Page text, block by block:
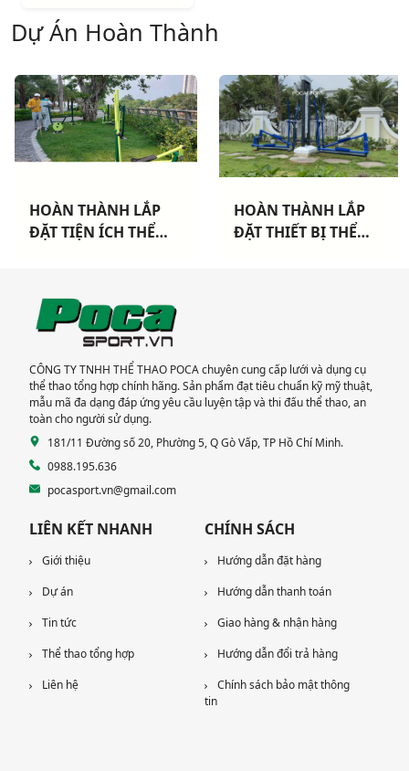
Dự Án Hoàn Thành
HOÀN THÀNH LẮP
ĐẶT TIỆN ÍCH THỂ
HOÀN THÀNH LẮP
ĐẶT THIẾT BỊ THỂ
CÔNG TY TNHH THỂ THAO POCA chuyên cung cấp lưới và dụng cụ
thể thao tổng hợp chính hãng. Sản phẩm đạt tiêu chuẩn kỹ mỹ thuật,
mẫu mã đa dạng đáp ứng yêu cầu luyện tập và thi đấu thể thao, an
toàn cho người sử dụng.
181/11 Đường số 20, Phường 5, Q Gò Vấp, TP Hồ Chí Minh.
0988.195.636
pocasport.vn@gmail.com
LIÊN KẾT NHANH
Giới thiệu
Dự án
Tin tức
Thể thao tổng hợp
Liên hệ
CHÍNH SÁCH
Hướng dẫn đặt hàng
Hướng dẫn thanh toán
Giao hàng & nhận hàng
Hướng dẫn đổi trả hàng
Chính sách bảo mật thông
tin